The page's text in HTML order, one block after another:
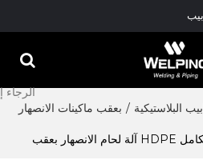
البلاستيكية / بعقب ماكينات الانصهار